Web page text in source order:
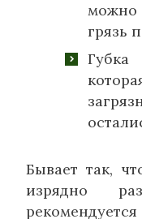
можно
грязь
Бывает так,
изрядно